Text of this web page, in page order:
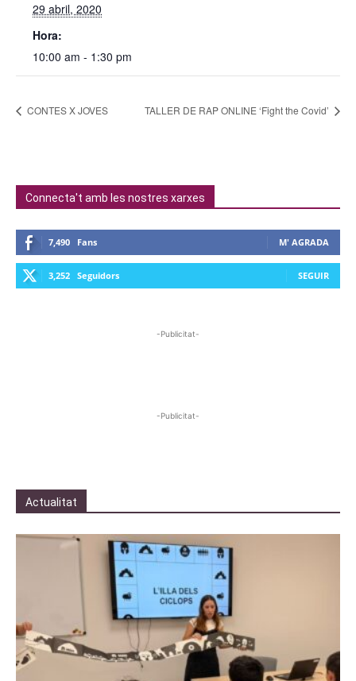
29 abril, 2020
Hora:
10:00 am - 1:30 pm
CONTES X JOVES TALLER DE RAP ONLINE ‘Fight the Covid’
Connecta't amb les nostres xarxes
7,490 Fans M' AGRADA
3,252 Seguidors SEGUIR
-Publicitat-
-Publicitat-
Actualitat